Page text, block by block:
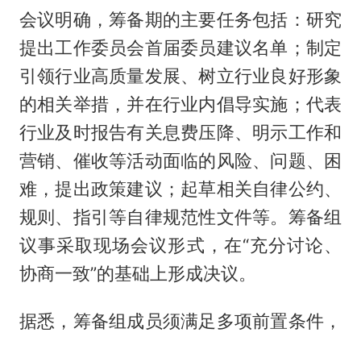
会议明确，筹备期的主要任务包括：研究
提出工作委员会首届委员建议名单；制定
引领行业高质量发展、树立行业良好形象
的相关举措，并在行业内倡导实施；代表
行业及时报告有关息费压降、明示工作和
营销、催收等活动面临的风险、问题、困
难，提出政策建议；起草相关自律公约、
规则、指引等自律规范性文件等。筹备组
议事采取现场会议形式，在“充分讨论、
协商一致”的基础上形成决议。
据悉，筹备组成员须满足多项前置条件，